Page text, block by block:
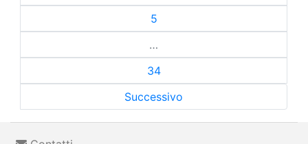
5
…
34
Successivo